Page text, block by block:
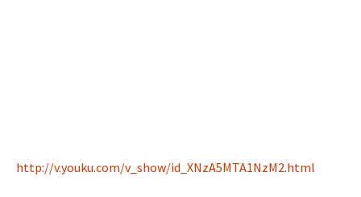
http://v.youku.com/v_show/id_XNzA5MTA1NzM2.html